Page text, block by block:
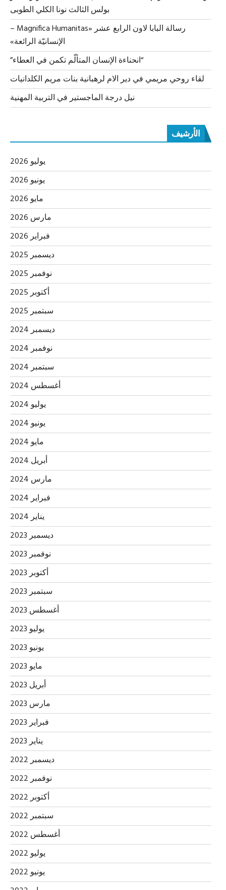
بولس الثالث نونا الكلي الطوبى
رسالة البابا لاون الرابع عشر «Magnifica Humanitas –
الإنسانيّة الرائعة»
“انحناءة الإنسان المتألّم تكمن في العطاء”
لقاء روحي مريمي في دير الام لرهبانية بنات مريم الكلدانيات
نيل درجة الماجستير في التربية المهنية
الأرشيف
يوليو 2026
يونيو 2026
مايو 2026
مارس 2026
فبراير 2026
ديسمبر 2025
نوفمبر 2025
أكتوبر 2025
سبتمبر 2025
ديسمبر 2024
نوفمبر 2024
سبتمبر 2024
أغسطس 2024
يوليو 2024
يونيو 2024
مايو 2024
أبريل 2024
مارس 2024
فبراير 2024
يناير 2024
ديسمبر 2023
نوفمبر 2023
أكتوبر 2023
سبتمبر 2023
أغسطس 2023
يوليو 2023
يونيو 2023
مايو 2023
أبريل 2023
مارس 2023
فبراير 2023
يناير 2023
ديسمبر 2022
نوفمبر 2022
أكتوبر 2022
سبتمبر 2022
أغسطس 2022
يوليو 2022
يونيو 2022